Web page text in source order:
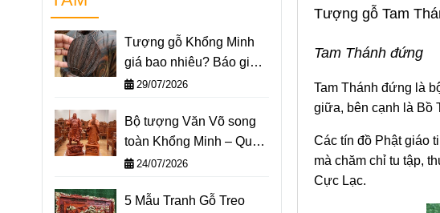
Tượng gỗ Tam
Tam Thánh đứng
Tam Thánh đứng là
giữa, bên cạnh là Bồ
Các tín đồ Phật giáo
mà chăm chỉ tu tập,
Cực Lạc.
Tượng gỗ Khổng Minh
giá bao nhiêu? Báo giá
một số mẫu tượng
2026
29/07/2026
Bộ tượng Văn Võ song
toàn Khổng Minh – Quan
Công: Ý nghĩa và cách
24/07/2026
5 Mẫu Tranh Gỗ Treo